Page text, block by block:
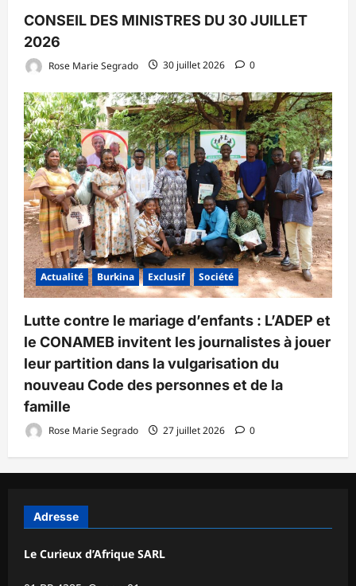
CONSEIL DES MINISTRES DU 30 JUILLET
2026
Rose Marie Segrado 30 juillet 2026 0
Actualité Burkina Exclusif Société
Lutte contre le mariage d’enfants : L’ADEP et
le CONAMEB invitent les journalistes à jouer
leur partition dans la vulgarisation du
nouveau Code des personnes et de la
famille
Rose Marie Segrado 27 juillet 2026 0
Adresse
Le Curieux d’Afrique SARL